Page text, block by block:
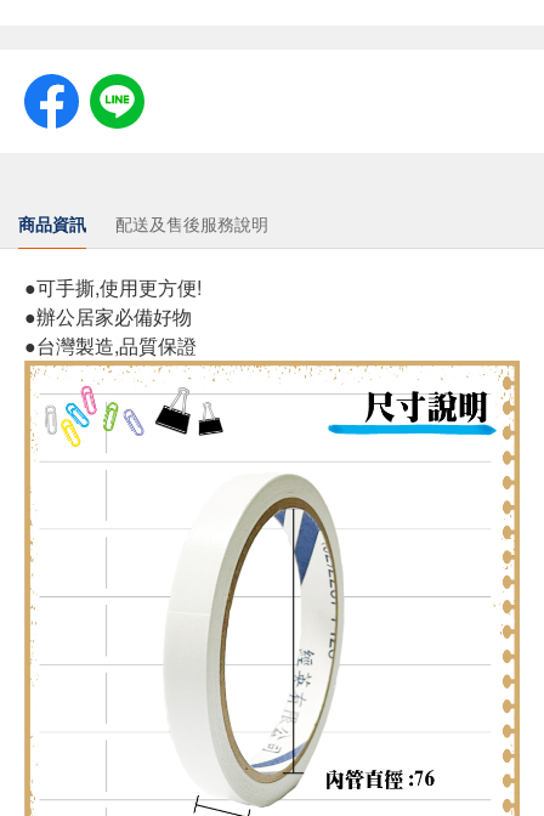
商品資訊 配送及售後服務說明
●可手撕,使用更方便!
●辦公居家必備好物
●台灣製造,品質保證